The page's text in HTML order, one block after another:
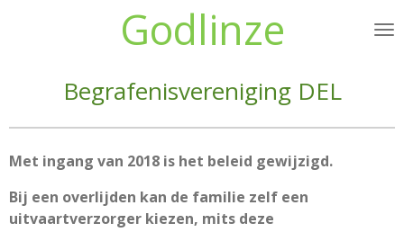
hoofdinhoud
Godlinze
Begrafenisvereniging DEL
Met ingang van 2018 is het beleid gewijzigd.
Bij een overlijden kan de familie zelf een
uitvaartverzorger kiezen, mits deze